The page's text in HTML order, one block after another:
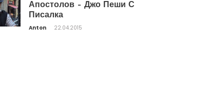
Апостолов – Джо Пеши С
Писалка
Anton 22.04.2015